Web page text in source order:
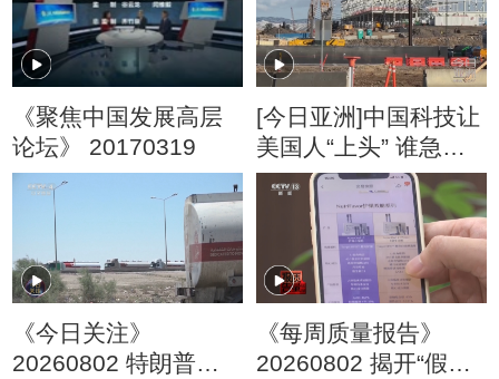
《聚焦中国发展高层
论坛》 20170319
[今日亚洲]中国科技让
美国人“上头” 谁急
了？
《今日关注》
20260802 特朗普叫
《每周质量报告》
20260802 揭开“假洋